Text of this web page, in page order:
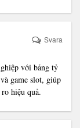
với bảng tỷ
game slot, giúp
hiệu quả.
Svara